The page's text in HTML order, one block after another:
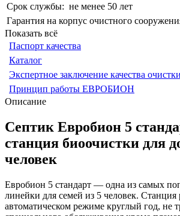
Срок службы: не менее 50 лет
Гарантия на корпус очистного
Показать всё
Паспорт качества
Каталог
Экспертное заключение качества очистки
Принцип работы ЕВРОБИОН
Описание
Септик Евробион 5
станция биоочистки для
человек
Евробион 5 стандарт — одна из самых
линейки для семей из 5 человек. Станция
автоматическом режиме круглый год, не